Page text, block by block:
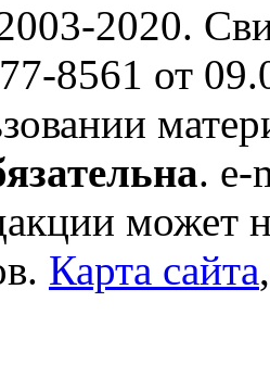
2020.
8561 от
. e-
может
Карта сайта